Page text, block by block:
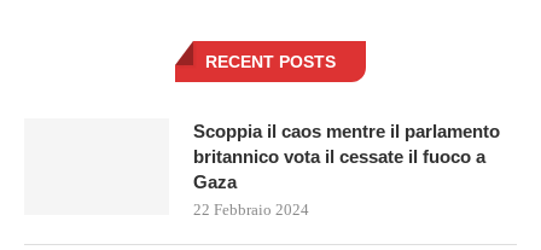
RECENT POSTS
Scoppia il caos mentre il parlamento
britannico vota il cessate il fuoco a
Gaza
22 Febbraio 2024